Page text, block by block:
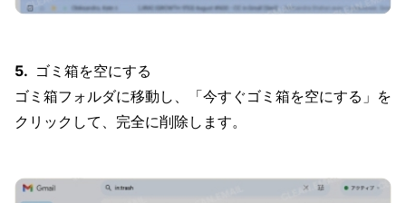
ゴミ箱を空にする
ゴミ箱フォルダに移動し、「今すぐゴミ箱を空にする」を
クリックして、完全に削除します。